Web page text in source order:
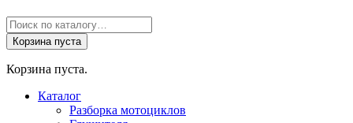
Поиск
товаров
Корзина пуста
Корзина пуста.
Каталог
Разборка мотоциклов